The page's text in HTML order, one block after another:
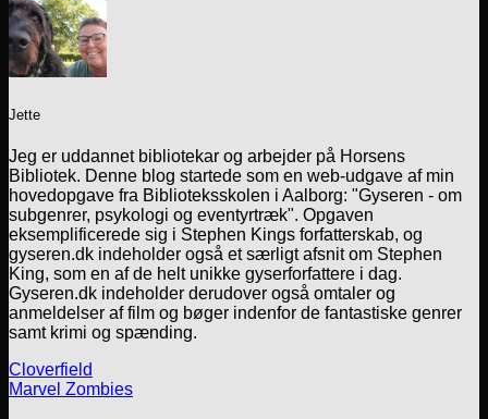
Jette
Jeg er uddannet bibliotekar og arbejder på Horsens
Bibliotek. Denne blog startede som en web-udgave af min
hovedopgave fra Biblioteksskolen i Aalborg: "Gyseren - om
subgenrer, psykologi og eventyrtræk". Opgaven
eksemplificerede sig i Stephen Kings forfatterskab, og
gyseren.dk indeholder også et særligt afsnit om Stephen
King, som en af de helt unikke gyserforfattere i dag.
Gyseren.dk indeholder derudover også omtaler og
anmeldelser af film og bøger indenfor de fantastiske genrer
samt krimi og spænding.
Cloverfield
Marvel Zombies